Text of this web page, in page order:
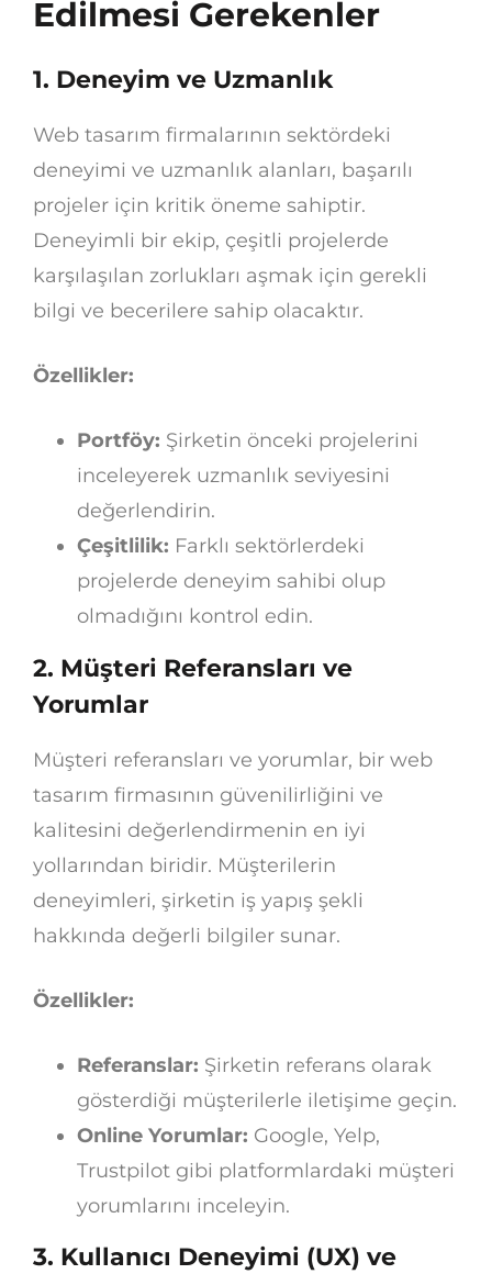
Edilmesi Gerekenler
1. Deneyim ve Uzmanlık
Web tasarım firmalarının sektördeki
deneyimi ve uzmanlık alanları, başarılı
projeler için kritik öneme sahiptir.
Deneyimli bir ekip, çeşitli projelerde
karşılaşılan zorlukları aşmak için gerekli
bilgi ve becerilere sahip olacaktır.
Özellikler:
Portföy: Şirketin önceki projelerini
inceleyerek uzmanlık seviyesini
değerlendirin.
Çeşitlilik: Farklı sektörlerdeki
projelerde deneyim sahibi olup
olmadığını kontrol edin.
2. Müşteri Referansları ve
Yorumlar
Müşteri referansları ve yorumlar, bir web
tasarım firmasının güvenilirliğini ve
kalitesini değerlendirmenin en iyi
yollarından biridir. Müşterilerin
deneyimleri, şirketin iş yapış şekli
hakkında değerli bilgiler sunar.
Özellikler:
Referanslar: Şirketin referans olarak
gösterdiği müşterilerle iletişime geçin.
Online Yorumlar: Google, Yelp,
Trustpilot gibi platformlardaki müşteri
yorumlarını inceleyin.
3. Kullanıcı Deneyimi (UX) ve